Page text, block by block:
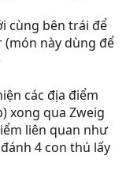
cùng bên trái để
(món này dùng để
các địa điểm
xong qua Zweig
liên quan như
4 con thú lấy